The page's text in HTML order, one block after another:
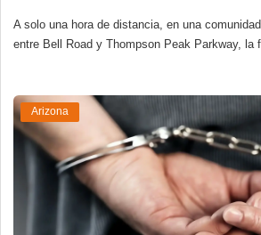
A solo una hora de distancia, en una
entre Bell Road y Thompson Peak Parkway, la
Arizona